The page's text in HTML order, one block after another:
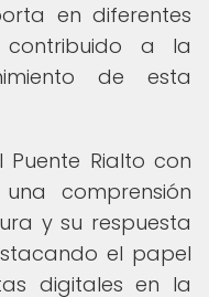
en diferentes
a la
de esta
Rialto con
comprensión
y su respuesta
el papel
digitales en la